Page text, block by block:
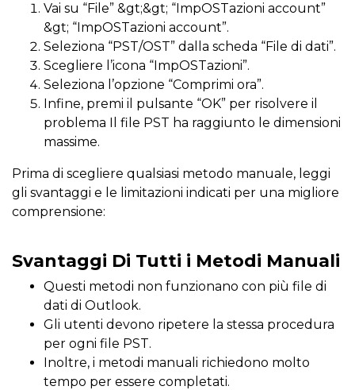
Vai su “File” &gt;&gt; “ImpOSTazioni account”
&gt; “ImpOSTazioni account”.
Seleziona “PST/OST” dalla scheda “File di dati”.
Scegliere l’icona “ImpOSTazioni”.
Seleziona l’opzione “Comprimi ora”.
Infine, premi il pulsante “OK” per risolvere il
problema Il file PST ha raggiunto le dimensioni
massime.
Prima di scegliere qualsiasi metodo manuale, leggi
gli svantaggi e le limitazioni indicati per una migliore
comprensione:
Svantaggi Di Tutti i Metodi Manuali
Questi metodi non funzionano con più file di
dati di Outlook.
Gli utenti devono ripetere la stessa procedura
per ogni file PST.
Inoltre, i metodi manuali richiedono molto
tempo per essere completati.